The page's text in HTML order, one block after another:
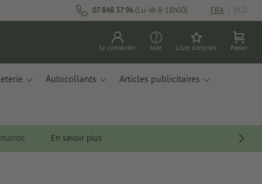
07 848 37 96 (Lu-Ve 8-18h00) FRA | NLD
Se connecter Aide Liste d'articles Panier
Autocollants Articles publicitaires
En savoir plus